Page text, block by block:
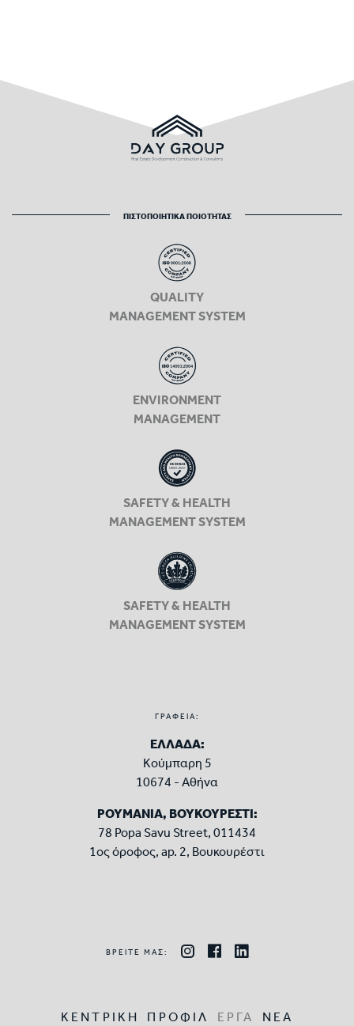
ΠΙΣΤΟΠΟΙΗΤΙΚΑ ΠΟΙΟΤΗΤΑΣ
QUALITY
MANAGEMENT SYSTEM
ENVIRONMENT
MANAGEMENT
SAFETY & HEALTH
MANAGEMENT SYSTEM
SAFETY & HEALTH
MANAGEMENT SYSTEM
ΓΡΑΦΕΙΑ:
ΕΛΛΑΔΑ:
Κούμπαρη 5
10674 - Αθήνα
ΡΟΥΜΑΝΙΑ, ΒΟΥΚΟΥΡΕΣΤΙ:
78 Popa Savu Street, 011434
1ος όροφος, ap. 2, Βουκουρέστι
ΒΡΕΙΤΕ ΜΑΣ:
ΚΕΝΤΡΙΚΗ ΠΡΟΦΙΛ ΕΡΓΑ ΝΕΑ